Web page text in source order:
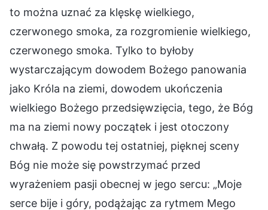
to można uznać za klęskę wielkiego,
czerwonego smoka, za rozgromienie wielkiego,
czerwonego smoka. Tylko to byłoby
wystarczającym dowodem Bożego panowania
jako Króla na ziemi, dowodem ukończenia
wielkiego Bożego przedsięwzięcia, tego, że Bóg
ma na ziemi nowy początek i jest otoczony
chwałą. Z powodu tej ostatniej, pięknej sceny
Bóg nie może się powstrzymać przed
wyrażeniem pasji obecnej w jego sercu: „Moje
serce bije i góry, podążając za rytmem Mego